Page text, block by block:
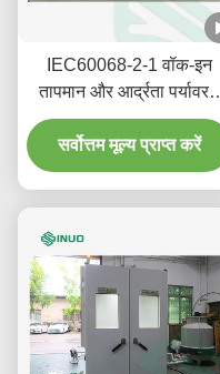
IEC60068-2-1 वॉक-इन
तापमान और आर्द्रता पर्यावरण
परीक्षण कक्ष 12m3
सर्वोत्तम मूल्य प्राप्त करें